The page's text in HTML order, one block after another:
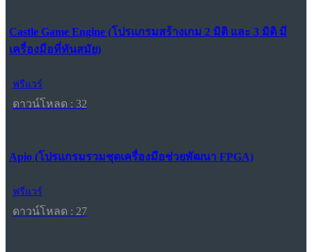
Castle Game Engine (โปรแกรมสร้างเกม 2 มิติ และ 3 มิติ มี
เครื่องมือที่ทันสมัย)
ฟรีแวร์
ดาวน์โหลด : 32
Apio (โปรแกรมรวมชุดเครื่องมือช่วยพัฒนา FPGA)
ฟรีแวร์
ดาวน์โหลด : 27